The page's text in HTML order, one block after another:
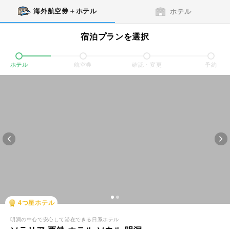
海外航空券＋ホテル ホテル
宿泊プランを選択
ホテル 航空券 確認・変更 予約
4つ星ホテル
明洞の中心で安心して滞在できる日系ホテル